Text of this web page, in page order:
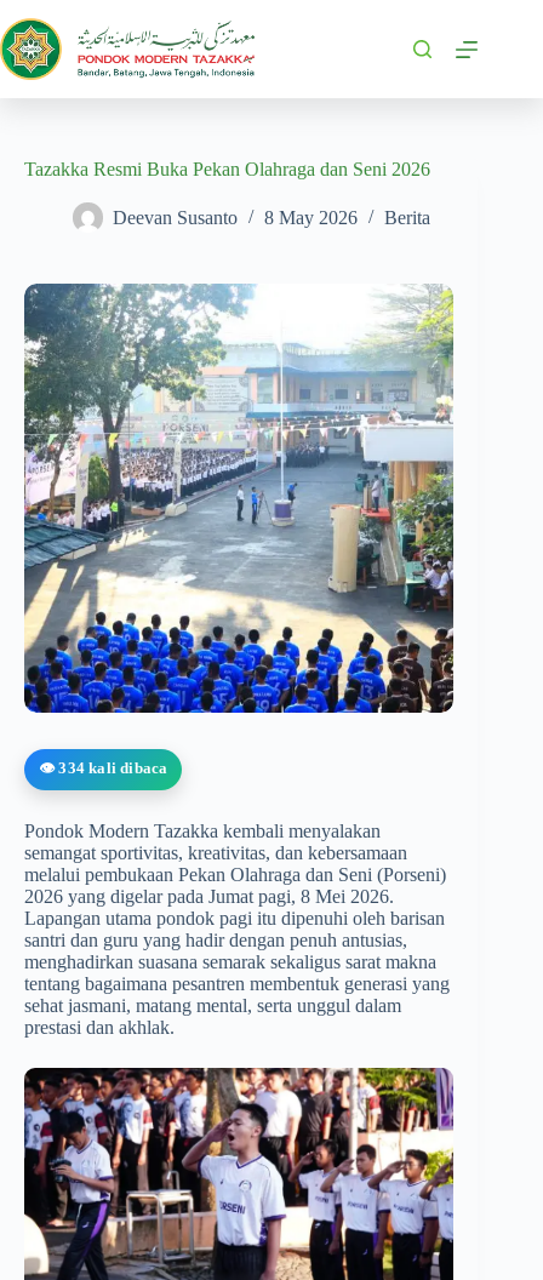
Tazakka Resmi Buka Pekan Olahraga dan Seni 2026
Deevan Susanto 8 May 2026 Berita
👁️ 334 kali dibaca
Pondok Modern Tazakka kembali menyalakan
semangat sportivitas, kreativitas, dan kebersamaan
melalui pembukaan Pekan Olahraga dan Seni (Porseni)
2026 yang digelar pada Jumat pagi, 8 Mei 2026.
Lapangan utama pondok pagi itu dipenuhi oleh barisan
santri dan guru yang hadir dengan penuh antusias,
menghadirkan suasana semarak sekaligus sarat makna
tentang bagaimana pesantren membentuk generasi yang
sehat jasmani, matang mental, serta unggul dalam
prestasi dan akhlak.